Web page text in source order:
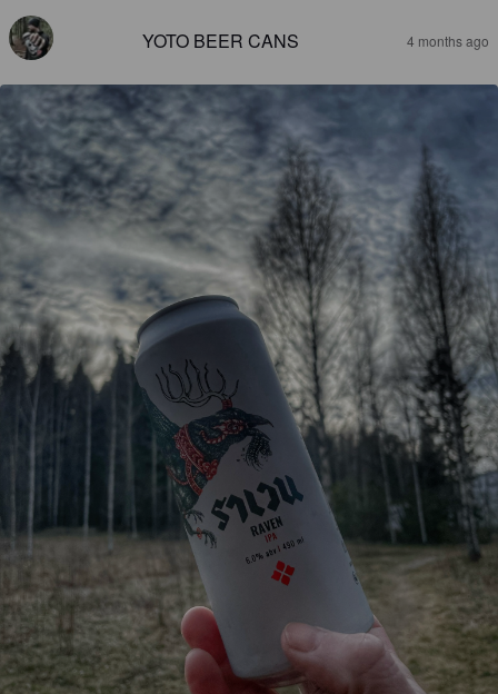
YOTO BEER CANS 4 months ago